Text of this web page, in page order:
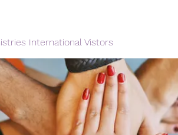
International Vistors